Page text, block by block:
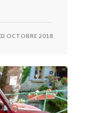
OCTOBRE 2018